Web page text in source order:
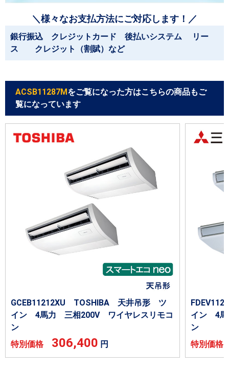
＼様々なお支払方法にご対応します！／
銀行振込 クレジットカード 後払いシステム リー
ス クレジット（割賦）など
ACSB11287M をご覧になった方はこちらの商品もご
覧になっています
GCEB11212XU TOSHIBA 天井吊形 ツ
イン 4馬力 三相200V ワイヤレスリモコ
ン
特別価格 306,400 円
イン 4馬
ン
特別価